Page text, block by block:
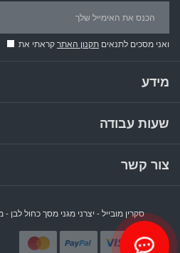
ואני מסכים לתנאים תקנון האתרקראתי את
מידע
שעות עבודה
צור קשר
סקרין מובייל - יצרני מגני מסך כחול לבן -